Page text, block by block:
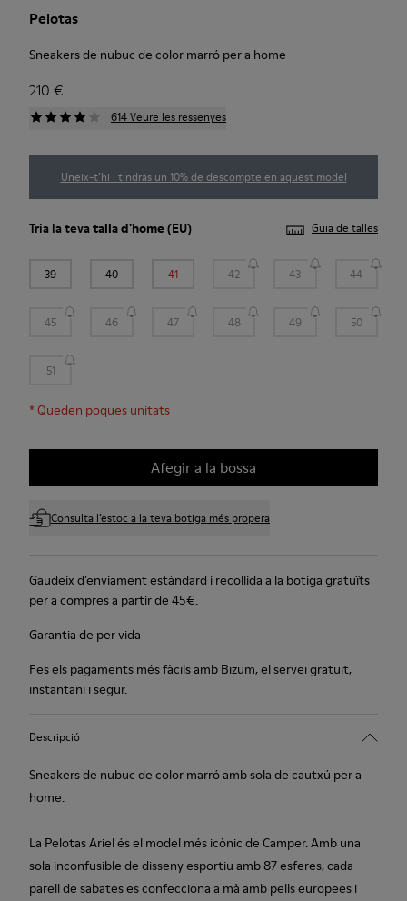
Pelotas
Sneakers de nubuc de color marró per a home
210 €
614 Veure les ressenyes
Uneix-t’hi i tindràs un 10% de descompte en aquest model
Tria la tevatalla d'home (EU) Guia de talles
39 40 41 42 43 44
45 46 47 48 49 50
51
*Queden poques unitats
Afegir a la bossa
Consulta l’estoc a la teva botiga més propera
Gaudeix d’enviament estàndard i recollida a la botiga gratuïts
per a compres a partir de 45€.
Garantia de per vida
Fes els pagaments més fàcils amb Bizum, el servei gratuït,
instantani i segur.
Descripció
Sneakers de nubuc de color marró amb sola de cautxú per a
home.
La Pelotas Ariel és el model més icònic de Camper. Amb una
sola inconfusible de disseny esportiu amb 87 esferes, cada
parell de sabates es confecciona a mà amb pells europees i